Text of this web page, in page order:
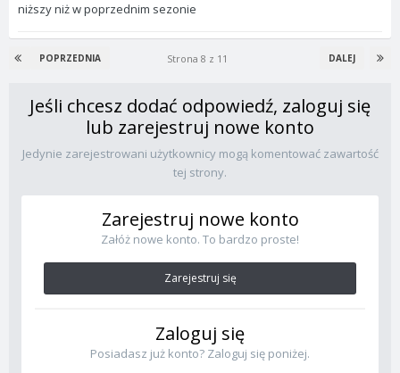
niższy niż w poprzednim sezonie
POPRZEDNIA DALEJ
Strona 8 z 11
Jeśli chcesz dodać odpowiedź, zaloguj się
lub zarejestruj nowe konto
Jedynie zarejestrowani użytkownicy mogą komentować zawartość
tej strony.
Zarejestruj nowe konto
Załóż nowe konto. To bardzo proste!
Zarejestruj się
Zaloguj się
Posiadasz już konto? Zaloguj się poniżej.